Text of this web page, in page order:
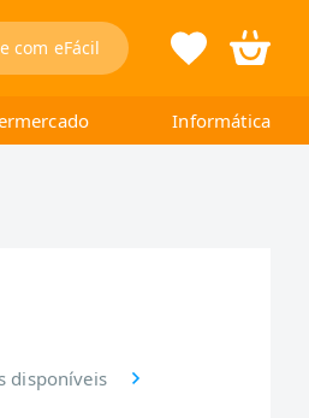
com eFácil
Informática
disponíveis